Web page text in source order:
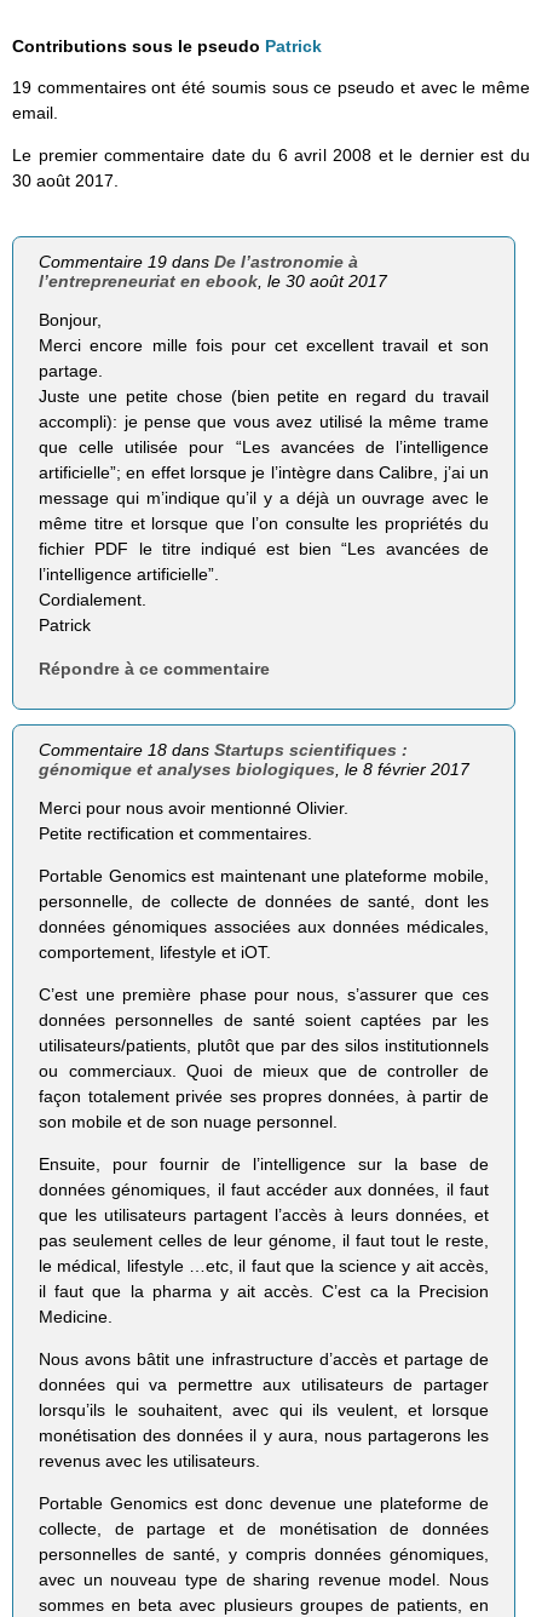
Contributions sous le pseudo Patrick
19 commentaires ont été soumis sous ce pseudo et avec le même
email.
Le premier commentaire date du 6 avril 2008 et le dernier est du
30 août 2017.
Commentaire 19 dansDe l’astronomie à
l’entrepreneuriat en ebook, le 30 août 2017
Bonjour,
Merci encore mille fois pour cet excellent travail et son
partage.
Juste une petite chose (bien petite en regard du travail
accompli): je pense que vous avez utilisé la même trame
que celle utilisée pour “Les avancées de l’intelligence
artificielle”; en effet lorsque je l’intègre dans Calibre, j’ai un
message qui m’indique qu’il y a déjà un ouvrage avec le
même titre et lorsque que l’on consulte les propriétés du
fichier PDF le titre indiqué est bien “Les avancées de
l’intelligence artificielle”.
Cordialement.
Patrick
Répondre à ce commentaire
Commentaire 18 dansStartups scientifiques :
génomique et analyses biologiques , le 8 février 2017
Merci pour nous avoir mentionné Olivier.
Petite rectification et commentaires.
Portable Genomics est maintenant une plateforme mobile,
personnelle, de collecte de données de santé, dont les
données génomiques associées aux données médicales,
comportement, lifestyle et iOT.
C’est une première phase pour nous, s’assurer que ces
données personnelles de santé soient captées par les
utilisateurs/patients, plutôt que par des silos institutionnels
ou commerciaux. Quoi de mieux que de controller de
façon totalement privée ses propres données, à partir de
son mobile et de son nuage personnel.
Ensuite, pour fournir de l’intelligence sur la base de
données génomiques, il faut accéder aux données, il faut
que les utilisateurs partagent l’accès à leurs données, et
pas seulement celles de leur génome, il faut tout le reste,
le médical, lifestyle …etc, il faut que la science y ait accès,
il faut que la pharma y ait accès. C’est ca la Precision
Medicine.
Nous avons bâtit une infrastructure d’accès et partage de
données qui va permettre aux utilisateurs de partager
lorsqu’ils le souhaitent, avec qui ils veulent, et lorsque
monétisation des données il y aura, nous partagerons les
revenus avec les utilisateurs.
Portable Genomics est donc devenue une plateforme de
collecte, de partage et de monétisation de données
personnelles de santé, y compris données génomiques,
avec un nouveau type de sharing revenue model. Nous
sommes en beta avec plusieurs groupes de patients, en